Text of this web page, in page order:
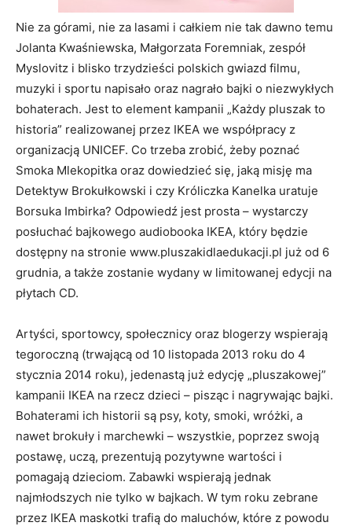
Nie za górami, nie za lasami i całkiem nie tak dawno temu
Jolanta Kwaśniewska, Małgorzata Foremniak, zespół
Myslovitz i blisko trzydzieści polskich gwiazd filmu,
muzyki i sportu napisało oraz nagrało bajki o niezwykłych
bohaterach. Jest to element kampanii „Każdy pluszak to
historia” realizowanej przez IKEA we współpracy z
organizacją UNICEF. Co trzeba zrobić, żeby poznać
Smoka Mlekopitka oraz dowiedzieć się, jaką misję ma
Detektyw Brokułkowski i czy Króliczka Kanelka uratuje
Borsuka Imbirka? Odpowiedź jest prosta – wystarczy
posłuchać bajkowego audiobooka IKEA, który będzie
dostępny na stronie www.pluszakidlaedukacji.pl już od 6
grudnia, a także zostanie wydany w limitowanej edycji na
płytach CD.
Artyści, sportowcy, społecznicy oraz blogerzy wspierają
tegoroczną (trwającą od 10 listopada 2013 roku do 4
stycznia 2014 roku), jedenastą już edycję „pluszakowej”
kampanii IKEA na rzecz dzieci – pisząc i nagrywając bajki.
Bohaterami ich historii są psy, koty, smoki, wróżki, a
nawet brokuły i marchewki – wszystkie, poprzez swoją
postawę, uczą, prezentują pozytywne wartości i
pomagają dzieciom. Zabawki wspierają jednak
najmłodszych nie tylko w bajkach. W tym roku zebrane
przez IKEA maskotki trafią do maluchów, które z powodu